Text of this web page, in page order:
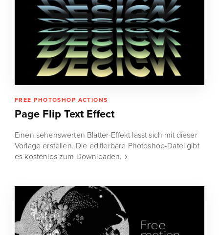
FREE PHOTOSHOP ACTIONS
Page Flip Text Effect
Einen sehenswerten Blätter-Effekt lässt sich mit dieser
Vorlage erstellen. Die editierbare Photoshop-Datei gibt
es kostenlos zum Downloaden.